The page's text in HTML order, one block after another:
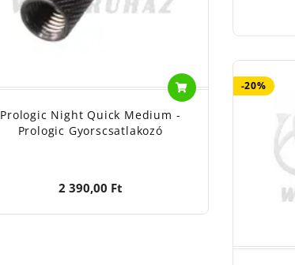
Prologic Night Quick Medium -
Prologic Gyorscsatlakozó
2 390,00 Ft
-20%